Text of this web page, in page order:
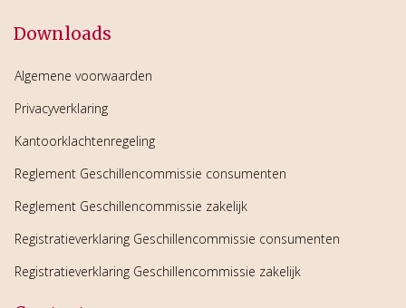
Downloads
Algemene voorwaarden
Privacyverklaring
Kantoorklachtenregeling
Reglement Geschillencommissie consumenten
Reglement Geschillencommissie zakelijk
Registratieverklaring Geschillencommissie consumenten
Registratieverklaring Geschillencommissie zakelijk